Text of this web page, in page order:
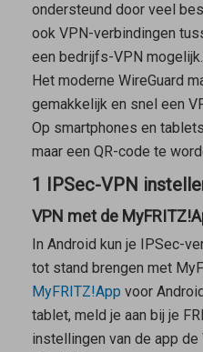
ondersteund door veel
ook VPN-verbindingen
een bedrijfs-VPN mogelijk.
Het moderne WireGuard
gemakkelijk en snel een
Op smartphones en
maar een QR-code te
1 IPSec-VPN
VPN met de
In Android kun je IPSec-
tot stand brengen met
MyFRITZ!App voor
tablet, meld je aan bij je
instellingen van de app